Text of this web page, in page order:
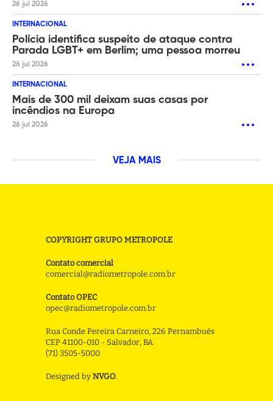
26 jul 2026
INTERNACIONAL
Polícia identifica suspeito de ataque contra
Parada LGBT+ em Berlim; uma pessoa morreu
26 jul 2026
INTERNACIONAL
Mais de 300 mil deixam suas casas por
incêndios na Europa
26 jul 2026
VEJA MAIS
COPYRIGHT GRUPO METROPOLE
Contato comercial
comercial@radiometropole.com.br
Contato OPEC
opec@radiometropole.com.br
Rua Conde Pereira Carneiro, 226 Pernambués
CEP 41100-010 - Salvador, BA
(71) 3505-5000
Designed by NVGO.